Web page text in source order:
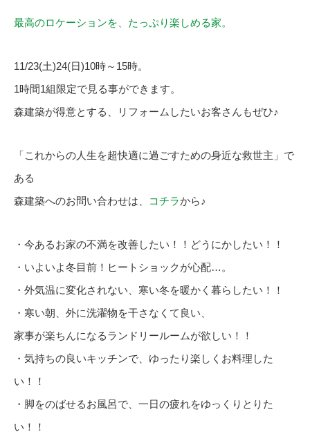
最高のロケーションを、たっぷり楽しめる家。
11/23(土)24(日)10時～15時。
1時間1組限定で見る事ができます。
森建築が得意とする、リフォームしたいお客さんもぜひ♪
「これからの人生を超快適に過ごすための身近な救世主」で
ある
森建築へのお問い合わせは、
コチラから♪
・今あるお家の不満を改善したい！！どうにかしたい！！
・いよいよ冬目前！ヒートショックが心配…。
・外気温に変化されない、寒い冬を暖かく暮らしたい！！
・寒い朝、外に洗濯物を干さなくて良い、
家事が楽ちんになるランドリールームが欲しい！！
・気持ちの良いキッチンで、ゆったり楽しくお料理した
い！！
・脚をのばせるお風呂で、一日の疲れをゆっくりとりた
い！！